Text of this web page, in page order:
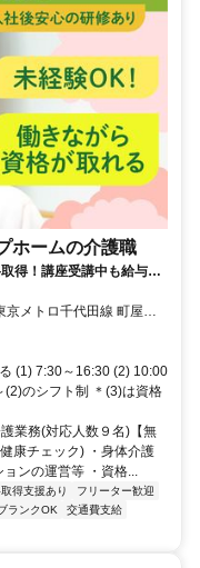
ホームの介護職
得！講座受講中も給与あ
京メトロ千代田線 町屋
町屋二丁目徒歩約6分 京
(1) 7:30～16:30 (2) 10:00
のシフト制 ＊(3)は資格
業務(対応人数９名)【無
康チェック) ・身体介護
ンの運営等 ・資格...
得支援あり
フリーター歓迎
ランクOK
交通費支給